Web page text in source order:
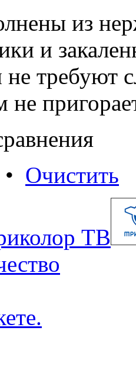
из
и
не требуют
не
• Очистить
ТВ